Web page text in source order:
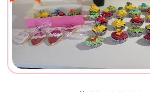
Ver Cupcakes